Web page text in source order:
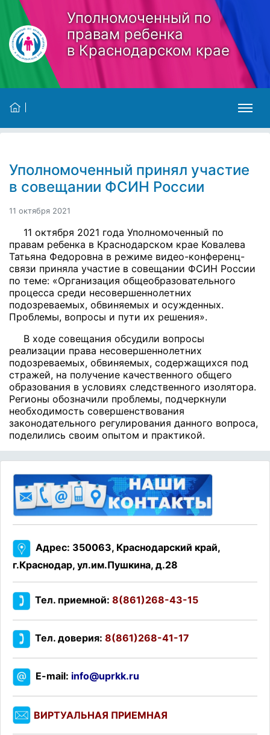
Skip to main content
Уполномоченный по
правам ребенка
в Краснодарском крае
Уполномоченный принял участие
в совещании ФСИН России
11 октября 2021
11 октября 2021 года Уполномоченный по
правам ребенка в Краснодарском крае Ковалева
Татьяна Федоровна в режиме видео-конференц-
связи приняла участие в совещании ФСИН России
по теме: «Организация общеобразовательного
процесса среди несовершеннолетних
подозреваемых, обвиняемых и осужденных.
Проблемы, вопросы и пути их решения».
В ходе совещания обсудили вопросы
реализации права несовершеннолетних
подозреваемых, обвиняемых, содержащихся под
стражей, на получение качественного общего
образования в условиях следственного изолятора.
Регионы обозначили проблемы, подчеркнули
необходимость совершенствования
законодательного регулирования данного вопроса,
поделились своим опытом и практикой.
Адрес: 350063, Краснодарский край,
г.Краснодар, ул.им.Пушкина, д.28
Тел. приемной: 8(861)268-43-15
Тел. доверия: 8(861)268-41-17
E-mail: info@uprkk.ru
ВИРТУАЛЬНАЯ ПРИЕМНАЯ